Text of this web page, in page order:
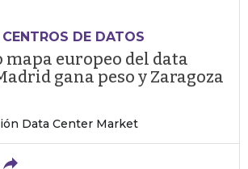
DE DATOS
mapa europeo del data
gana peso y Zaragoza
Data Center Market